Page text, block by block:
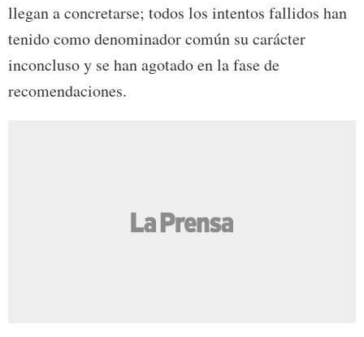
llegan a concretarse; todos los intentos fallidos han
tenido como denominador común su carácter
inconcluso y se han agotado en la fase de
recomendaciones.